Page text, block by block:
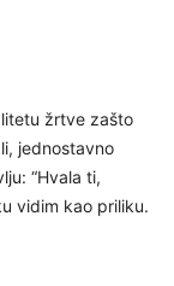
žrtve zašto
jednostavno
“Hvala ti,
vidim kao priliku.